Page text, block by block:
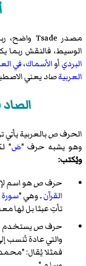
مصدر Tsade واضح، ربما يكون قد جاء من
الوسيط، فالنقش ربما
البرديأوالأسماك،في
العربيةصاديعني
الصاد
الحرفصبالعربية يأتي
وهو يشبه حرف "ض"
ويُكتب:
حرفصهو اسم
القرآنـ وهي "
تأتِ عبثا بل لها
حرفصيستخدم
والتي عادة تُنسب
فمثلا يُقال: